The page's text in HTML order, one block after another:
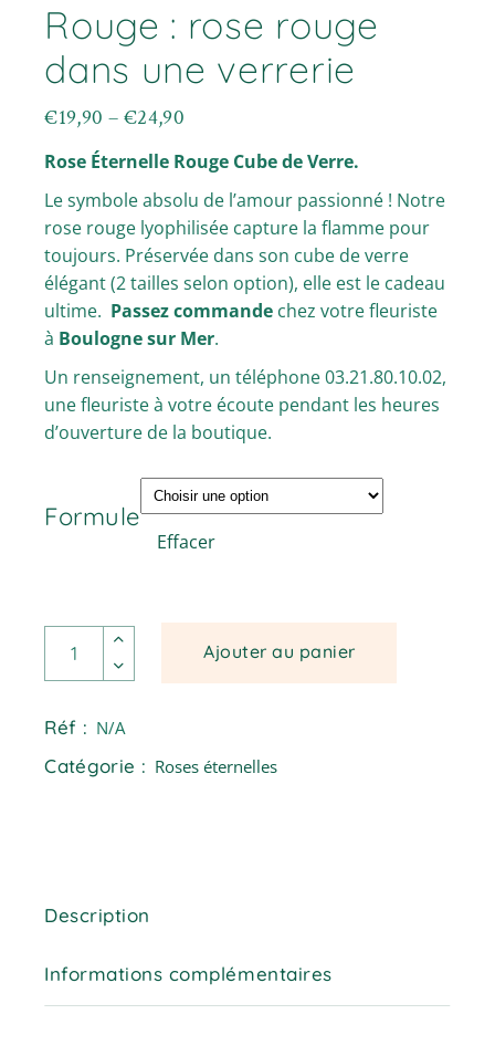
Rouge : rose rouge
dans une verrerie
€19,90 – €24,90
Plage
de
prix :
€19,90
à
€24,90
Rose Éternelle Rouge Cube de Verre.
Le symbole absolu de l’amour passionné ! Notre
rose rouge lyophilisée capture la flamme pour
toujours. Préservée dans son cube de verre
élégant (2 tailles selon option), elle est le cadeau
ultime. Passez commande chez votre fleuriste
à Boulogne sur Mer.
Un renseignement, un téléphone 03.21.80.10.02,
une fleuriste à votre écoute pendant les heures
d’ouverture de la boutique.
Formule
Effacer
Rouge : rose rouge dans une verrerie quantité
Ajouter au panier
Réf : N/A
Catégorie : Roses éternelles
Description
Informations complémentaires